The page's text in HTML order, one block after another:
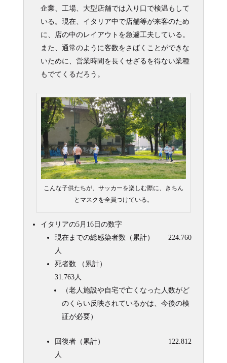
企業、工場、大型店舗では入り口で検温もして
いる。現在、イタリア中で店舗等が来客のため
に、店の中のレイアウトを急遽工夫している。
また、通常のように客数をさばくことができな
いために、営業時間を長くせざるを得ない業種
もでてくるだろう。
こんな子供たちが、サッカーを楽しむ際に、きちん
とマスクを全員つけている。
イタリアの5月16日の数字
現在までの総感染者数（累計） 224.760
人
死者数 （累計）
31.763人
（老人施設や自宅で亡くなった人数がど
のくらい反映されているかは、今後の検
証が必要）
回復者（累計） 122.812
人